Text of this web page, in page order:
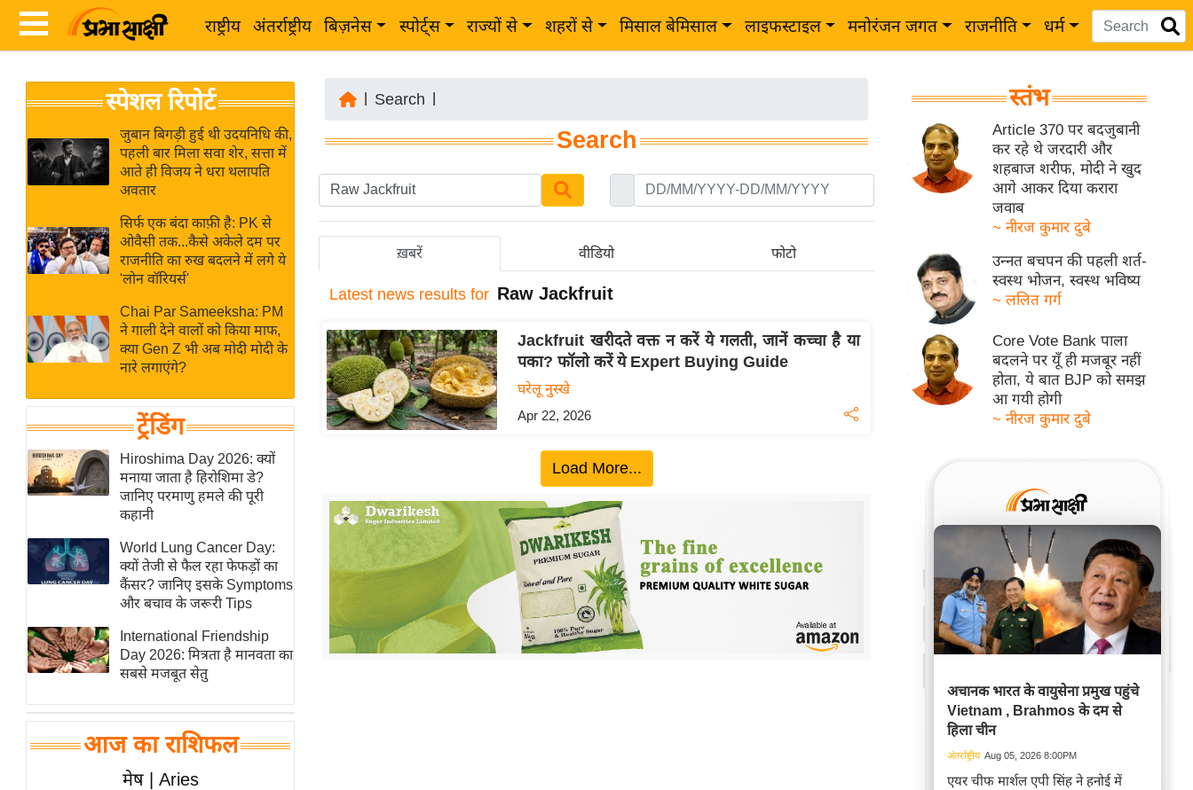
राष्ट्रीय अंतर्राष्ट्रीय बिज़नेस स्पोर्ट्स राज्यों से शहरों से मिसाल बेमिसाल लाइफस्टाइल मनोरंजन जगत राजनीति धर्म
News
Hindi
News
Live
News in
Hindi
Hindi
News
Hindi
ख
ब
अंतर्राष्ट्रीय
बिज़नेस
जगत
विशेषज्ञ
बजट
खेल
क्रिकेट
IPL
ई-पेपर
मिसाल बेमिसाल
यंग इंडिया
साहित्य जगत
न्यूज ब्रीफ
मनोरंजन जगत
बॉलीवुड
स्पेशल रिपोर्ट
जुबान बिगड़ी हुई थी उदयनिधि की,
पहली बार मिला सवा शेर, सत्ता में
आते ही विजय ने धरा थलापति
अवतार
सिर्फ एक बंदा काफ़ी है: PK से
ओवैसी तक...कैसे अकेले दम पर
राजनीति का रुख बदलने में लगे ये
'लोन वॉरियर्स'
Chai Par Sameeksha: PM
ने गाली देने वालों को किया माफ,
क्या Gen Z भी अब मोदी मोदी के
नारे लगाएंगे?
ट्रेंडिंग
Hiroshima Day 2026: क्यों
मनाया जाता है हिरोशिमा डे?
जानिए परमाणु हमले की पूरी
कहानी
World Lung Cancer Day:
क्यों तेजी से फैल रहा फेफड़ों का
कैंसर? जानिए इसके Symptoms
और बचाव के जरूरी Tips
International Friendship
Day 2026: मित्रता है मानवता का
सबसे मजबूत सेतु
आज का राशिफल
मेष | Aries
Search
Search
ख़बरें वीडियो फोटो
Latest news results for Raw Jackfruit
Jackfruit खरीदते वक्त न करें ये गलती, जानें कच्चा है या
पका? फॉलो करें ये Expert Buying Guide
घरेलू नुस्खे
Apr 22, 2026
Load More...
स्तंभ
Article 370 पर बदजुबानी
कर रहे थे जरदारी और
शहबाज शरीफ, मोदी ने खुद
आगे आकर दिया करारा
जवाब
~ नीरज कुमार दुबे
उन्नत बचपन की पहली शर्त-
स्वस्थ भोजन, स्वस्थ भविष्य
~ ललित गर्ग
Core Vote Bank पाला
बदलने पर यूँ ही मजबूर नहीं
होता, ये बात BJP को समझ
आ गयी होगी
~ नीरज कुमार दुबे
अचानक भारत के वायुसेना प्रमुख पहुंचे
Vietnam , Brahmos के दम से
हिला चीन
अंतर्राष्ट्रीय Aug 05, 2026 8:00PM
एयर चीफ मार्शल एपी सिंह ने हनोई में